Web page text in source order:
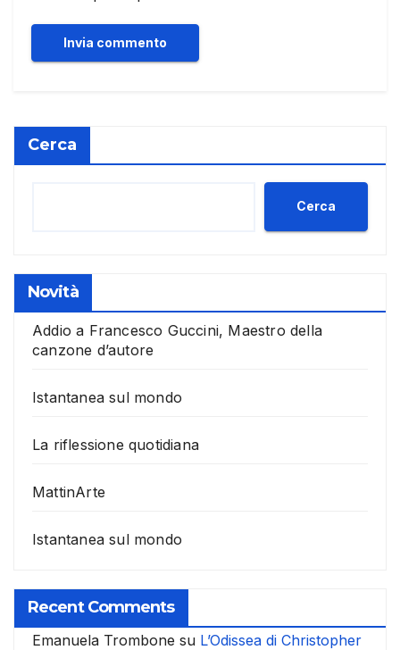
Cerca
Cerca
Novità
Addio a Francesco Guccini, Maestro della
canzone d’autore
Istantanea sul mondo
La riflessione quotidiana
MattinArte
Istantanea sul mondo
Recent Comments
Emanuela Trombone su L’Odissea di Christopher